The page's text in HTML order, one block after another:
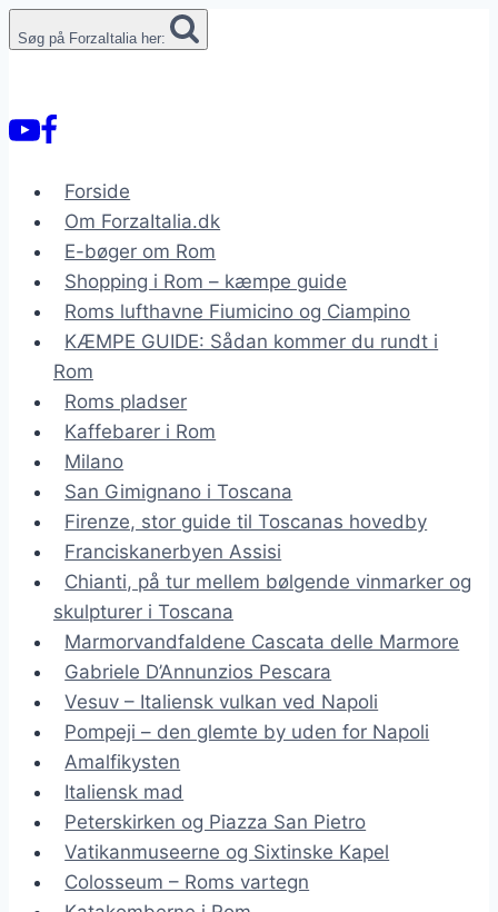
til
Søg på ForzaItalia her:
Forside
Om ForzaItalia.dk
E-bøger om Rom
Shopping i Rom – kæmpe guide
Roms lufthavne Fiumicino og Ciampino
KÆMPE GUIDE: Sådan kommer du rundt i
Rom
Roms pladser
Kaffebarer i Rom
Milano
San Gimignano i Toscana
Firenze, stor guide til Toscanas hovedby
Franciskanerbyen Assisi
Chianti, på tur mellem bølgende vinmarker og
skulpturer i Toscana
Marmorvandfaldene Cascata delle Marmore
Gabriele D’Annunzios Pescara
Vesuv – Italiensk vulkan ved Napoli
Pompeji – den glemte by uden for Napoli
Amalfikysten
Italiensk mad
Peterskirken og Piazza San Pietro
Vatikanmuseerne og Sixtinske Kapel
Colosseum – Roms vartegn